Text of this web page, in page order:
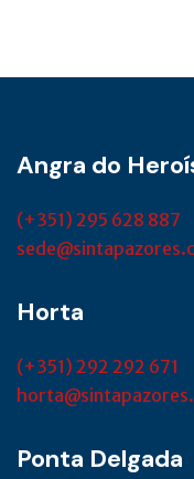
Angra do
(+351) 295 628 887
Horta
(+351) 292 292 671
Ponta Delgada